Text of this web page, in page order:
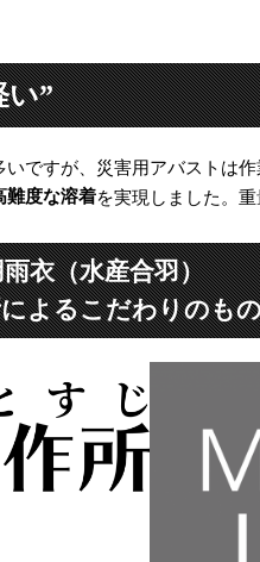
い”
ですが、災害用アバストは
難度な溶着を実現しました。
衣（水産合羽）
よるこだわりのも